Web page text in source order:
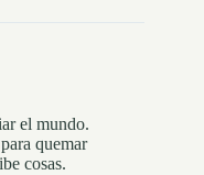
el mundo.
quemar
cosas.